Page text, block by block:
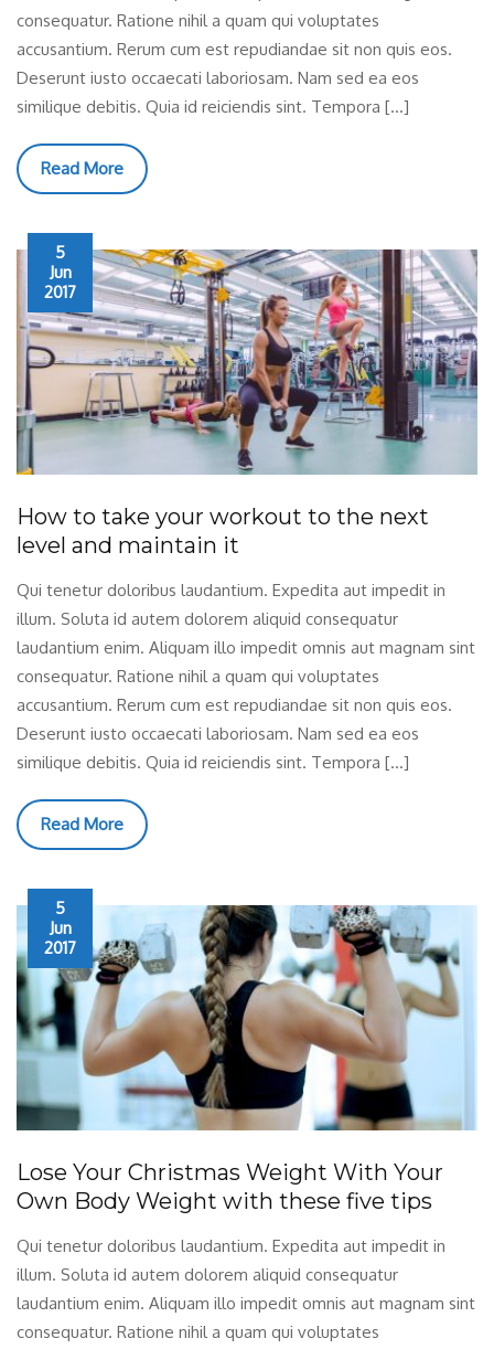
consequatur. Ratione nihil a quam qui voluptates
accusantium. Rerum cum est repudiandae sit non quis eos.
Deserunt iusto occaecati laboriosam. Nam sed ea eos
similique debitis. Quia id reiciendis sint. Tempora […]
Read More
5
Jun
2017
How to take your workout to the next
level and maintain it
Qui tenetur doloribus laudantium. Expedita aut impedit in
illum. Soluta id autem dolorem aliquid consequatur
laudantium enim. Aliquam illo impedit omnis aut magnam sint
consequatur. Ratione nihil a quam qui voluptates
accusantium. Rerum cum est repudiandae sit non quis eos.
Deserunt iusto occaecati laboriosam. Nam sed ea eos
similique debitis. Quia id reiciendis sint. Tempora […]
Read More
5
Jun
2017
Lose Your Christmas Weight With Your
Own Body Weight with these five tips
Qui tenetur doloribus laudantium. Expedita aut impedit in
illum. Soluta id autem dolorem aliquid consequatur
laudantium enim. Aliquam illo impedit omnis aut magnam sint
consequatur. Ratione nihil a quam qui voluptates